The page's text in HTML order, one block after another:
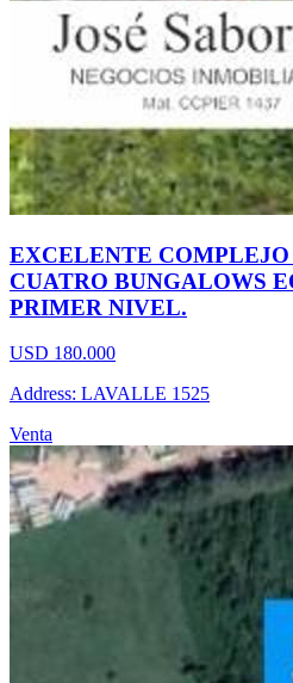
EXCELENTE
CUATRO BUNGALOWS
PRIMER NIVEL.
USD 180.000
Address: LAVALLE 1525
Venta